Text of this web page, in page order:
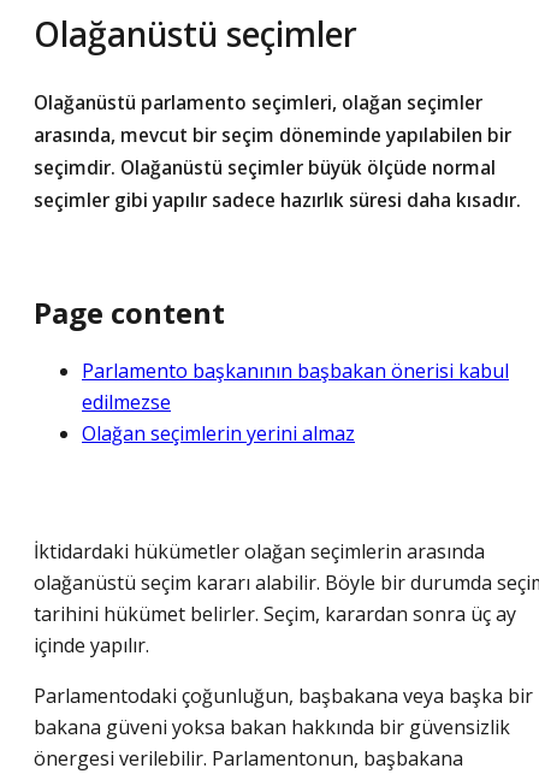
Olağanüstü seçimler
Olağanüstü parlamento seçimleri, olağan seçimler
arasında, mevcut bir seçim döneminde yapılabilen bir
seçimdir. Olağanüstü seçimler büyük ölçüde normal
seçimler gibi yapılır sadece hazırlık süresi daha kısadır.
Page content
Parlamento başkanının başbakan önerisi kabul
edilmezse
Olağan seçimlerin yerini almaz
İktidardaki hükümetler olağan seçimlerin arasında
olağanüstü seçim kararı alabilir. Böyle bir durumda
tarihini hükümet belirler. Seçim, karardan sonra üç ay
içinde yapılır.
Parlamentodaki çoğunluğun, başbakana veya başka bir
bakana güveni yoksa bakan hakkında bir güvensizlik
önergesi verilebilir. Parlamentonun, başbakana